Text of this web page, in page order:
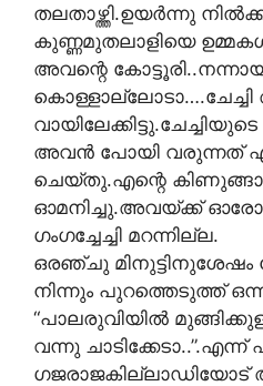
തലതാഴ്ത്തി.ഉയര്‍ന്നു
കുണ്ണമുതലാളിയെ
അവന്റെ
അവന്‍ പോയി വരുന്നത്
ചെയ്തു.എന്റെ
ഓമനിച്ചു.അവയ്ക്ക്
ഗംഗച്ചേച്ചി മറന്നില്ല.
ഒരഞ്ചു മിനുട്ടിനുശേഷം
നിന്നും പുറത്തെടുത്ത് ഒന്നു
“പാലരുവിയില്‍
വന്നു ചാടിക്കേടാ..”.എന്ന്
ഗജരാജകില്ലാഡിയോട്